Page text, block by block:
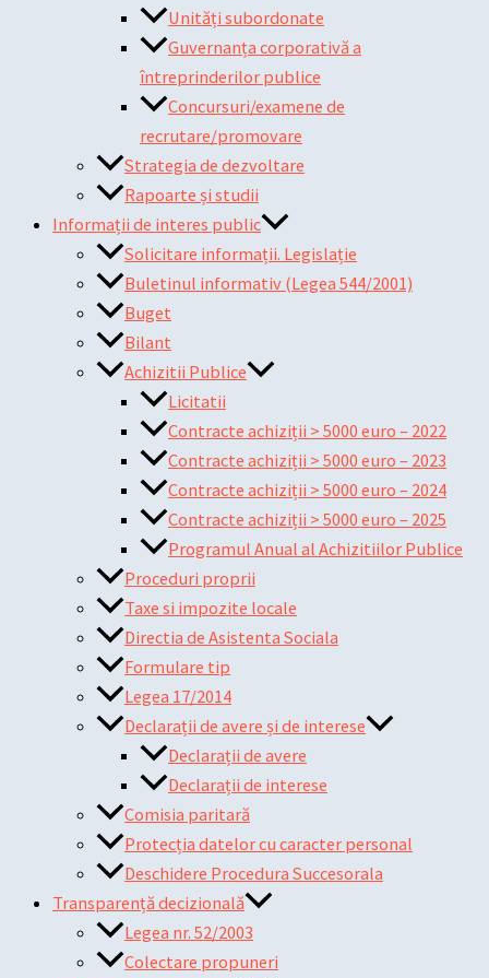
Unități subordonate
Guvernanța corporativă a
întreprinderilor publice
Concursuri/examene de
recrutare/promovare
Strategia de dezvoltare
Rapoarte și studii
Informații de interes public
Solicitare informații. Legislație
Buletinul informativ (Legea 544/2001)
Buget
Bilant
Achizitii Publice
Licitatii
Contracte achiziții > 5000 euro – 2022
Contracte achiziții > 5000 euro – 2023
Contracte achiziții > 5000 euro – 2024
Contracte achiziții > 5000 euro – 2025
Programul Anual al Achizitiilor Publice
Proceduri proprii
Taxe si impozite locale
Directia de Asistenta Sociala
Formulare tip
Legea 17/2014
Declarații de avere și de interese
Declarații de avere
Declarații de interese
Comisia paritară
Protecția datelor cu caracter personal
Deschidere Procedura Succesorala
Transparență decizională
Legea nr. 52/2003
Colectare propuneri